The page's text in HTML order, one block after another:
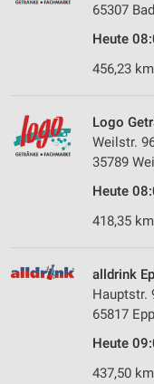
65307
Heute
456,23
Logo
Weilstr.
35789
Heute
418,35
alldrink
Hauptstr.
65817
Heute
437,50